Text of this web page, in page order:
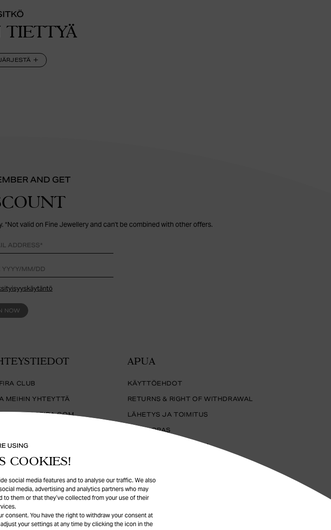
USING
COOKIES!
social media features and to analyse our traffic. We also
media, advertising and analytics partners who may
them or that they’ve collected from your use of their
consent. You have the right to withdraw your consent at
your settings at any time by clicking the icon in the
TIETTYÄ
AND GET
valid on Fine Jewellery and can't be combined with other offers.
NOW
CLUB
MEIHIN YHTEYTTÄ
APUA
KÄYTTÖEHDOT
RETURNS & RIGHT OF WITHDRAWAL
LÄHETYS JA TOIMITUS
KOKO-OPAS
KORUJEN HOITAMINEN
FAQ
EVÄSTEET